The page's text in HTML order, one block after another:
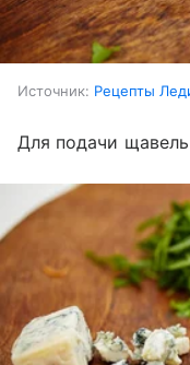
Источник: Рецепты
Для подачи